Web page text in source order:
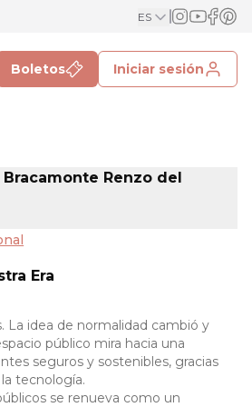
ES
Boletos Iniciar sesión
Renzo del
Era
La idea de normalidad cambió y
público mira hacia una
seguros y sostenibles, gracias
tecnología.
se renueva como un